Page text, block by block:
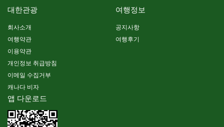
대한관광
회사소개
여행약관
이용약관
개인정보 취급방침
이메일 수집거부
캐나다 비자
여행정보
공지사항
여행후기
앱 다운로드